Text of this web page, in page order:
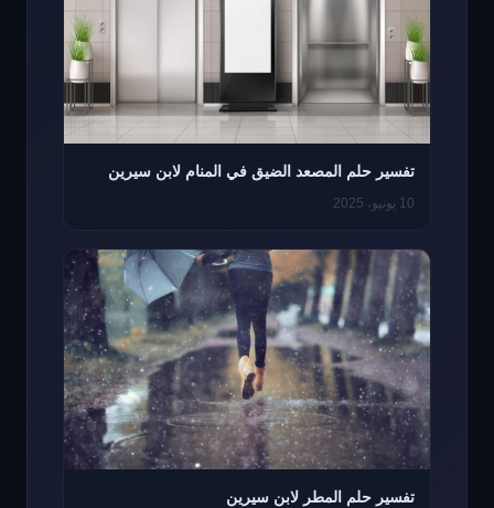
تفسير حلم المصعد الضيق في المنام لابن سيرين
10 يونيو، 2025
تفسير حلم المطر لابن سيرين